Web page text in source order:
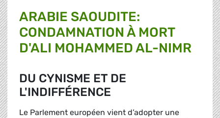
ARABIE SAOUDITE:
CONDAMNATION À MORT
D'ALI MOHAMMED AL-NIMR
DU CYNISME ET DE
L'INDIFFÉRENCE
Le Parlement européen vient d’adopter une